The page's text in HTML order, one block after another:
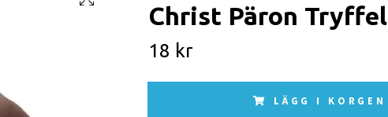
Christ Päron Tryffel
18 kr
LÄGG I KORGEN